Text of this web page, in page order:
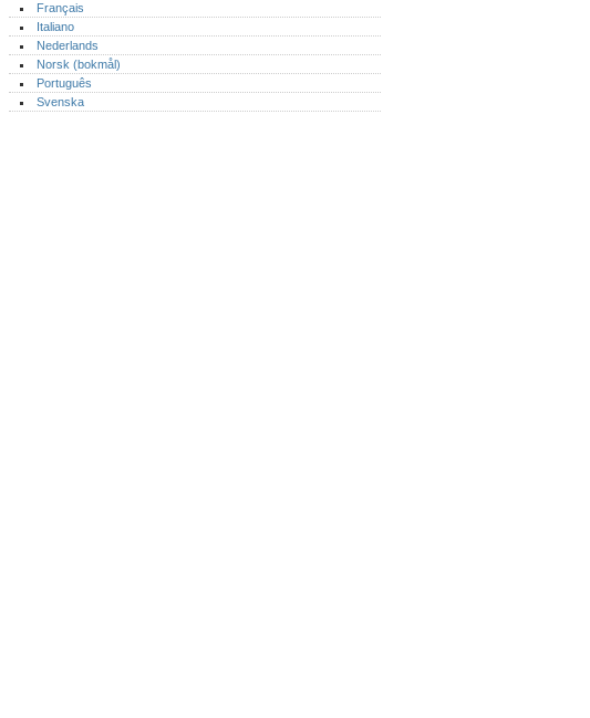
Français
Italiano
Nederlands
Norsk (bokmål)‎
Português‎
Svenska